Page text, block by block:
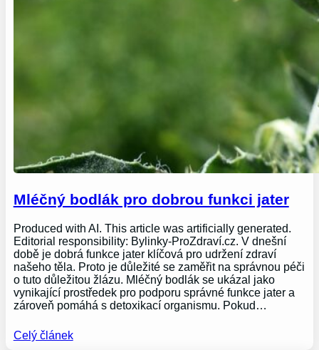
Mléčný bodlák pro dobrou funkci jater
Produced with AI. This article was artificially generated.
Editorial responsibility: Bylinky-ProZdraví.cz. V dnešní
době je dobrá funkce jater klíčová pro udržení zdraví
našeho těla. Proto je důležité se zaměřit na správnou péči
o tuto důležitou žlázu. Mléčný bodlák se ukázal jako
vynikající prostředek pro podporu správné funkce jater a
zároveň pomáhá s detoxikací organismu. Pokud…
Celý článek